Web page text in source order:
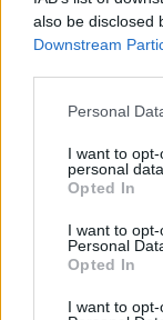
also be disclosed
Downstream
Please note that
not limited to
grant or deny
use your data for
consent section.
Personal
I want to
personal data.
Opted In
I want to
Personal
Opted In
I want to